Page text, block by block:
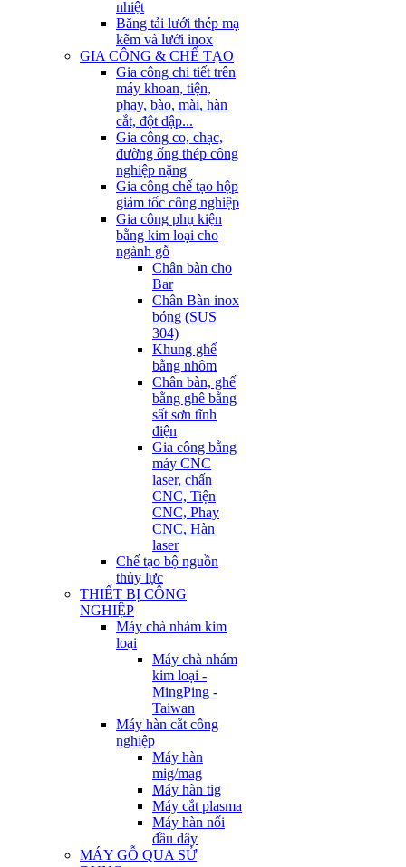
nhiệt
Băng tải lưới thép mạ
kẽm và lưới inox
GIA CÔNG & CHẾ TẠO
Gia công chi tiết trên
máy khoan, tiện,
phay, bào, mài, hàn
cắt, đột dập...
Gia công co, chạc,
đường ống thép công
nghiệp nặng
Gia công chế tạo hộp
giảm tốc công nghiệp
Gia công phụ kiện
bằng kim loại cho
ngành gỗ
Chân bàn cho
Bar
Chân Bàn inox
bóng (SUS
304)
Khung ghế
bằng nhôm
Chân bàn, ghế
bằng ghê bằng
sất sơn tĩnh
điện
Gia công bằng
máy CNC
laser, chấn
CNC, Tiện
CNC, Phay
CNC, Hàn
laser
Chế tạo bộ nguồn
thủy lực
THIẾT BỊ CÔNG
NGHIỆP
Máy chà nhám kim
loại
Máy chà nhám
kim loại -
MingPing -
Taiwan
Máy hàn cắt công
nghiệp
Máy hàn
mig/mag
Máy hàn tig
Máy cắt plasma
Máy hàn nối
đầu dây
MÁY GỖ QUA SỬ